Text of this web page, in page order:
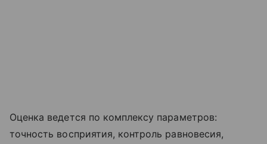
Оценка ведется по комплексу параметров:
точность восприятия, контроль равновесия,